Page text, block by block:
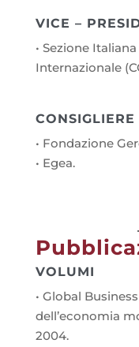
VICE –
• Sezione
Internazionale
• Fondazione
• Egea.
VOLUMI
• Global
dell’economia
2004.